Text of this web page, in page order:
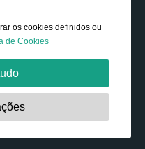
os cookies definidos ou
de Cookies
cookies são essenciais para
como navegação,